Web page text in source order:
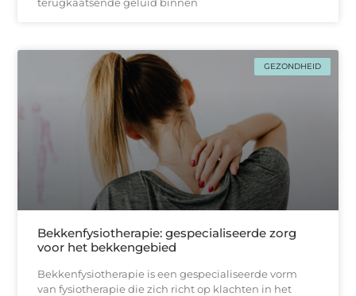
GEZONDHEID
Bekkenfysiotherapie: gespecialiseerde zorg
voor het bekkengebied
Bekkenfysiotherapie is een gespecialiseerde vorm
van fysiotherapie die zich richt op klachten in het